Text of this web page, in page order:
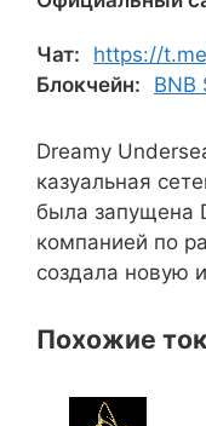
Чат:
https://
Блокчейн:
BNB
Dreamy
казуальная
была запущена
компанией по
создала новую
Похожие